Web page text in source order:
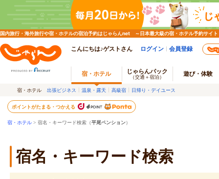
国内旅行・海外旅行や宿・ホテルの宿泊予約はじゃらんnet ～日本最大級の宿・ホテル予約サイト
こんにちは♪ゲストさん ログイン 会員登録
宿・ホテル じゃらんパック
（交通＋宿泊） 遊び・体験
宿・ホテル 出張ビジネス 温泉・露天 高級宿 日帰り・デイユース
ポイントがたまる・つかえる
宿・ホテル > 宿名・キーワード検索（平尾ペンション）
宿名・キーワード検索